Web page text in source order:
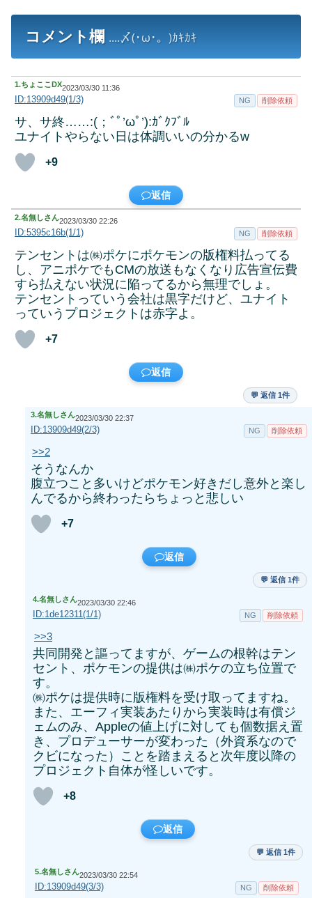
コメント欄 ....〆(･ω･。)ｶｷｶｷ
1.ちょここDX2023/03/30 11:36
ID:13909d49(1/3) NG 削除依頼
サ、サ終……:(；ﾞﾟ’ωﾟ’):ｶﾞｸﾌﾞﾙ
ユナイトやらない日は体調いいの分かるw
+9
返信
2.名無しさん2023/03/30 22:26
ID:5395c16b(1/1) NG 削除依頼
テンセントは㈱ポケにポケモンの版権料払ってる
し、アニポケでもCMの放送もなくなり広告宣伝費
すら払えない状況に陥ってるから無理でしょ。
テンセントっていう会社は黒字だけど、ユナイト
っていうプロジェクトは赤字よ。
+7
返信
💬 返信 1件
3.名無しさん2023/03/30 22:37
ID:13909d49(2/3) NG 削除依頼
>>2
そうなんか
腹立つこと多いけどポケモン好きだし意外と楽し
んでるから終わったらちょっと悲しい
+7
返信
💬 返信 1件
4.名無しさん2023/03/30 22:46
ID:1de12311(1/1) NG 削除依頼
>>3
共同開発と謳ってますが、ゲームの根幹はテン
セント、ポケモンの提供は㈱ポケの立ち位置で
す。
㈱ポケは提供時に版権料を受け取ってますね。
また、エーフィ実装あたりから実装時は有償ジ
ェムのみ、Appleの値上げに対しても個数据え置
き、プロデューサーが変わった（外資系なので
クビになった）ことを踏まえると次年度以降の
プロジェクト自体が怪しいです。
+8
返信
💬 返信 1件
5.名無しさん2023/03/30 22:54
ID:13909d49(3/3) NG 削除依頼